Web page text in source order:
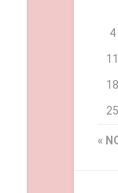
4
11
18
25
«